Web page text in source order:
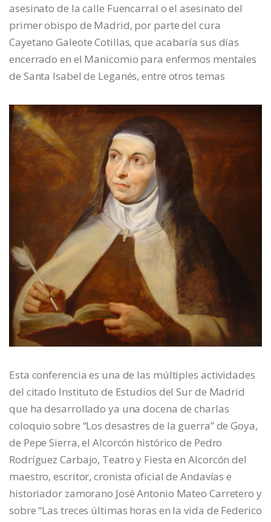
asesinato de la calle Fuencarral o el asesinato del
primer obispo de Madrid, por parte del cura
Cayetano Galeote Cotillas, que acabaría sus días
encerrado en el Manicomio para enfermos mentales
de Santa Isabel de Leganés, entre otros temas
Esta conferencia es una de las múltiples actividades
del citado Instituto de Estudios del Sur de Madrid
que ha desarrollado ya una docena de charlas
coloquio sobre “Los desastres de la guerra” de Goya,
de Pepe Sierra, el Alcorcón histórico de Pedro
Rodríguez Carbajo, Teatro y Fiesta en Alcorcón del
maestro, escritor, cronista oficial de Andavías e
historiador zamorano José Antonio Mateo Carretero y
sobre “Las treces últimas horas en la vida de Federico